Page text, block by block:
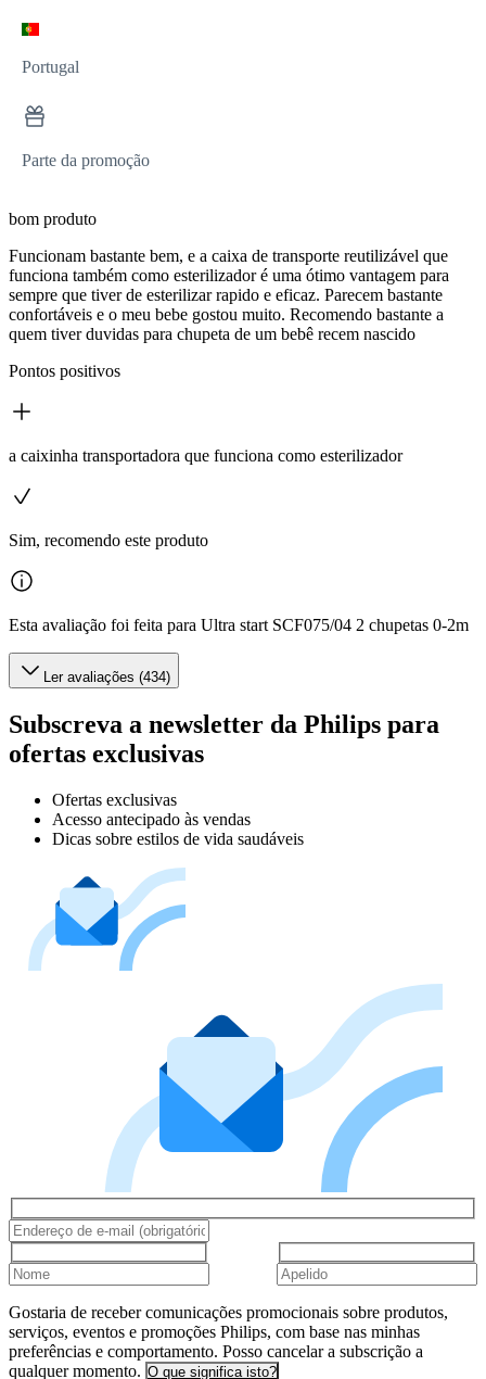
Portugal
Parte da promoção
bom produto
Funcionam bastante bem, e a caixa de transporte reutilizável que
funciona também como esterilizador é uma ótimo vantagem para
sempre que tiver de esterilizar rapido e eficaz. Parecem bastante
confortáveis e o meu bebe gostou muito. Recomendo bastante a
quem tiver duvidas para chupeta de um bebê recem nascido
Pontos positivos
a caixinha transportadora que funciona como esterilizador
Sim, recomendo este produto
Esta avaliação foi feita para Ultra start SCF075/04 2 chupetas 0-2m
Ler avaliações (434)
Subscreva a newsletter da Philips para
ofertas exclusivas
Ofertas exclusivas
Acesso antecipado às vendas
Dicas sobre estilos de vida saudáveis
Gostaria de receber comunicações promocionais sobre produtos,
serviços, eventos e promoções Philips, com base nas minhas
preferências e comportamento. Posso cancelar a subscrição a
qualquer momento. O que significa isto?